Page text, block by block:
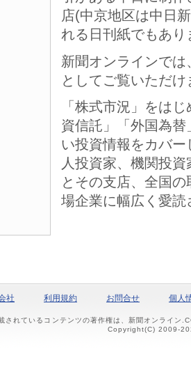
店(中京地区は中日
れる日刊紙でもあり
新聞オンラインで
としてご覧いただけ
「株式市況」をは
資信託」「外国為
い投資情報をカバ
人投資家、機関投
とその支店、全国
場企業に幅広く愛読
社 利用規約 お問合せ 個人
されているコンテンツの著作権は、新聞オンライン
Copyright(C) 2009-